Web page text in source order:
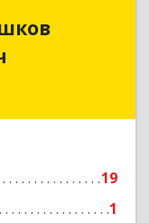
19
1
Горшков
г,